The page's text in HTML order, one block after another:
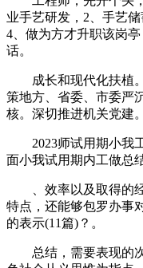
业手艺研发，2、手艺
4、做为方才升职该岗
话。
成长和现代化扶植。
策地方、省委、市委严
核。深切推进机关党建。
2023师试用期小我工
面小我试用期内工做总
、效率以及取得的经
特点，还能够包罗办事
的表示(11篇)？。
总结，需要表现的次